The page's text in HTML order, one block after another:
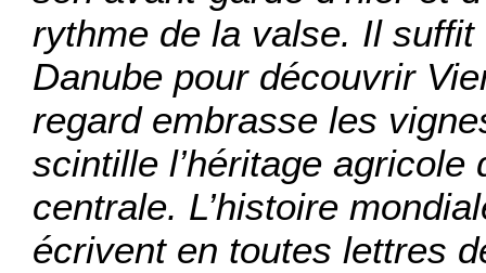
rythme de la valse. Il suffit
Danube pour découvrir
regard embrasse les
scintille l’héritage agricole
centrale. L’histoire
écrivent en toutes lettres